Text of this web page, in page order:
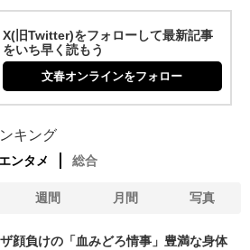
X(旧Twitter)をフォローして最新記事
をいち早く読もう
文春オンラインをフォロー
キング
エンタメ 総合
週間 月間 写真
顔負けの「血みどろ情事」豊満な身体